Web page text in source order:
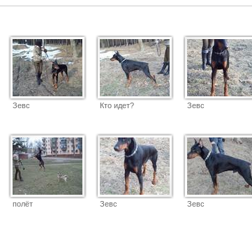
Зевс Кто идет? Зевс
полёт Зевс Зевс